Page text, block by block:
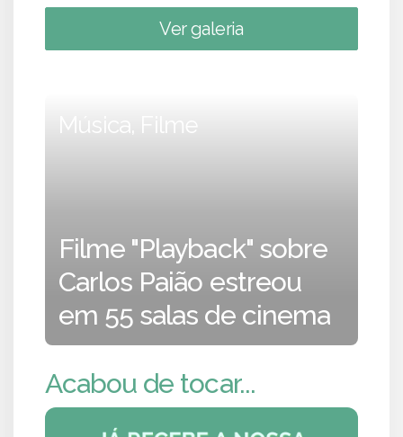
Ver galeria
Música, Filme
Filme "Playback" sobre
Carlos Paião estreou
em 55 salas de cinema
Acabou de tocar...